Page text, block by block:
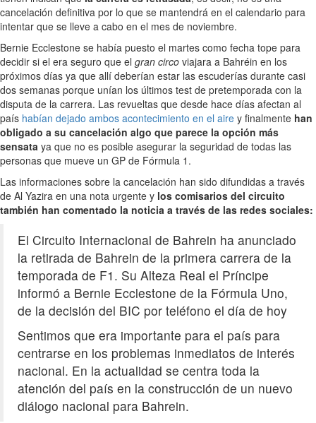
cancelación definitiva por lo que se mantendrá en el calendario para
intentar que se lleve a cabo en el mes de noviembre.
Bernie Ecclestone se había puesto el martes como fecha tope para
decidir si el era seguro que el gran circo viajara a Bahréin en los
próximos días ya que allí deberían estar las escuderías durante casi
dos semanas porque unían los últimos test de pretemporada con la
disputa de la carrera. Las revueltas que desde hace días afectan al
país habían dejado ambos acontecimiento en el aire y finalmente han
obligado a su cancelación algo que parece la opción más
sensata ya que no es posible asegurar la seguridad de todas las
personas que mueve un GP de Fórmula 1.
Las informaciones sobre la cancelación han sido difundidas a través
de Al Yazira en una nota urgente y los comisarios del circuito
también han comentado la noticia a través de las redes sociales:
El Circuito Internacional de Bahrein ha anunciado
la retirada de Bahrein de la primera carrera de la
temporada de F1. Su Alteza Real el Príncipe
informó a Bernie Ecclestone de la Fórmula Uno,
de la decisión del BIC por teléfono el día de hoy
Sentimos que era importante para el país para
centrarse en los problemas inmediatos de interés
nacional. En la actualidad se centra toda la
atención del país en la construcción de un nuevo
diálogo nacional para Bahrein.